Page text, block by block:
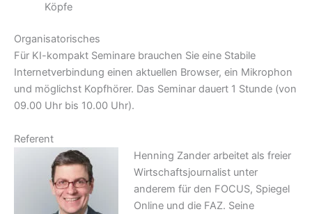
Köpfe
Organisatorisches
Für KI-kompakt Seminare brauchen Sie eine Stabile
Internetverbindung einen aktuellen Browser, ein Mikrophon
und möglichst Kopfhörer. Das Seminar dauert 1 Stunde (von
09.00 Uhr bis 10.00 Uhr).
Referent
Henning Zander arbeitet als freier
Wirtschaftsjournalist unter
anderem für den FOCUS, Spiegel
Online und die FAZ. Seine